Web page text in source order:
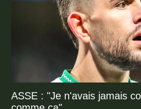
ASSE : "Je n'avais jamais